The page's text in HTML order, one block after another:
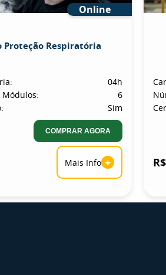
Online
Proteção Respiratória
04h
6
Sim
COMPRAR AGORA
Mais Info +